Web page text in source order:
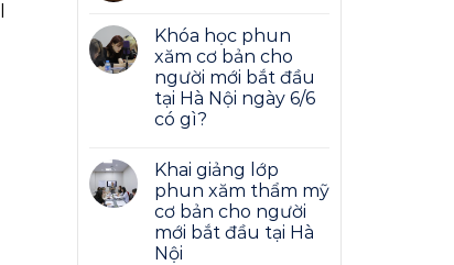
Khóa học phun
xăm cơ bản cho
người mới bắt đầu
tại Hà Nội ngày 6/6
có gì?
Khai giảng lớp
phun xăm thẩm mỹ
cơ bản cho người
mới bắt đầu tại Hà
Nội